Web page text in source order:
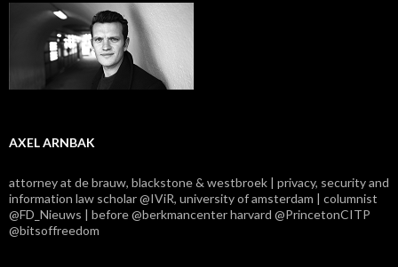
AXEL ARNBAK
attorney at de brauw, blackstone & westbroek | privacy, security and
information law scholar @IViR, university of amsterdam | columnist
@FD_Nieuws | before @berkmancenter harvard @PrincetonCITP
@bitsoffreedom